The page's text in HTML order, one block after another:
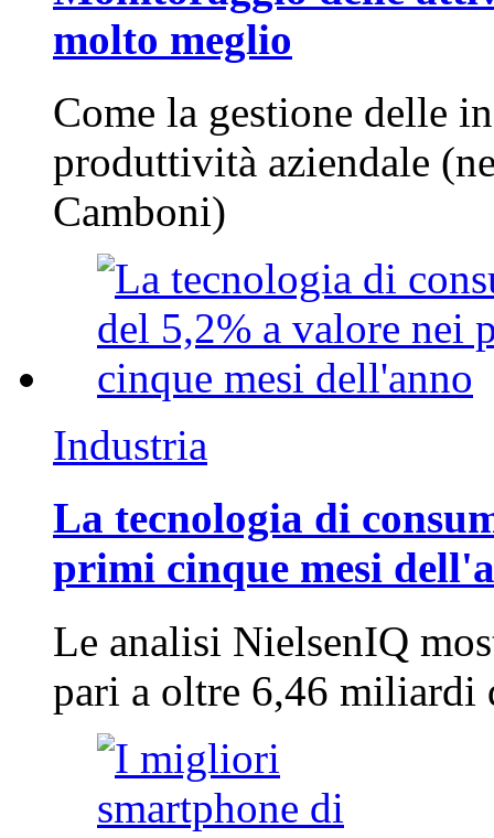
molto meglio
Come la gestione delle
produttività aziendale
Camboni)
Industria
La tecnologia di
primi cinque mesi
Le analisi NielsenIQ
pari a oltre 6,46